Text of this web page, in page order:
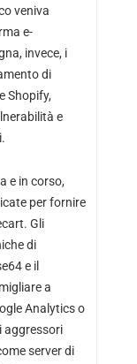
veniva
e-
invece, i
di
Shopify,
e
e in corso,
per fornire
Gli
di
e il
a
Analytics o
aggressori
server di